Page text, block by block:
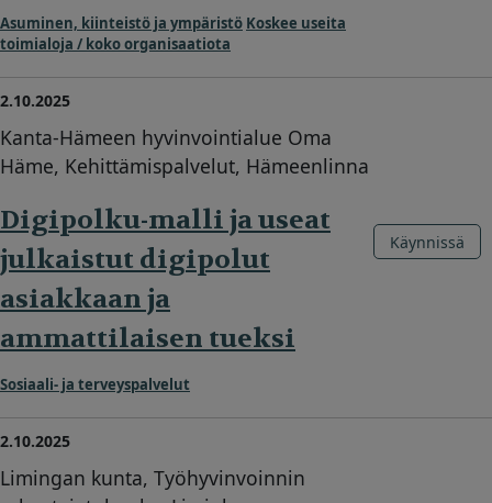
Asuminen, kiinteistö ja ympäristö Koskee useita
toimialoja / koko organisaatiota
2.10.2025
Kanta-Hämeen hyvinvointialue Oma
Häme, Kehittämispalvelut, Hämeenlinna
Digipolku-malli ja useat
julkaistut digipolut
asiakkaan ja
ammattilaisen tueksi
Sosiaali- ja terveyspalvelut
Käynnissä
2.10.2025
Limingan kunta, Työhyvinvoinnin